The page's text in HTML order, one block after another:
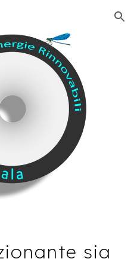
Skip to navigation
sia